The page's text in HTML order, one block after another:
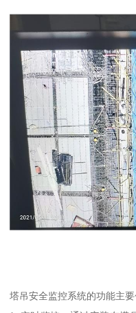
塔吊安全监控系统的功能主要